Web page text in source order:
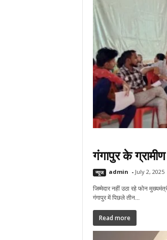
गंगापुर के
न्यूज admin - July 2, 2025
जिम्मेदार नहीं उठा रहे फोन
गंगापुर में पिछले तीन...
Read more